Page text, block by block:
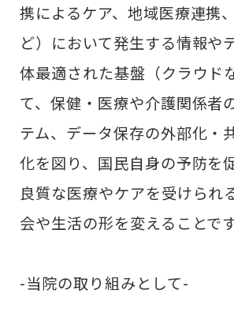
携によるケア、地域医療連携
ど）において発生する情報や
体最適された基盤（クラウド
て、保健・医療や介護関係者
テム、データ保存の外部化・
化を図り、国民自身の予防を
良質な医療やケアを受けられ
会や生活の形を変えることです
-当院の取り組みとして-